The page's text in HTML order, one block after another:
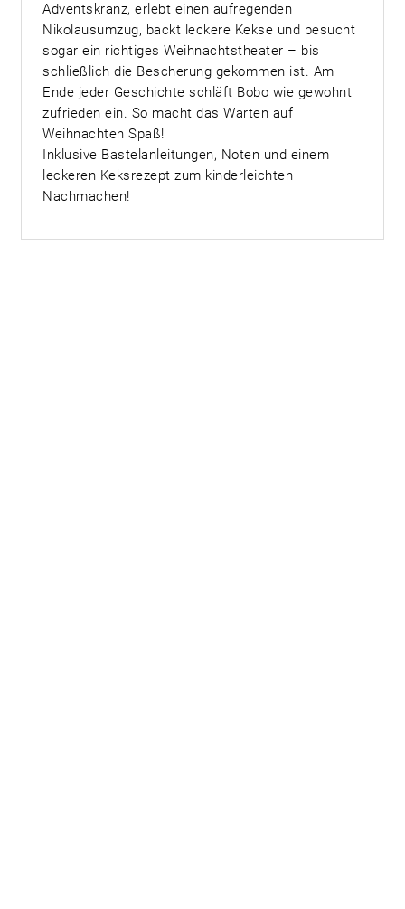
Adventskranz, erlebt einen aufregenden
Nikolausumzug, backt leckere Kekse und besucht
sogar ein richtiges Weihnachtstheater – bis
schließlich die Bescherung gekommen ist. Am
Ende jeder Geschichte schläft Bobo wie gewohnt
zufrieden ein. So macht das Warten auf
Weihnachten Spaß!
Inklusive Bastelanleitungen, Noten und einem
leckeren Keksrezept zum kinderleichten
Nachmachen!